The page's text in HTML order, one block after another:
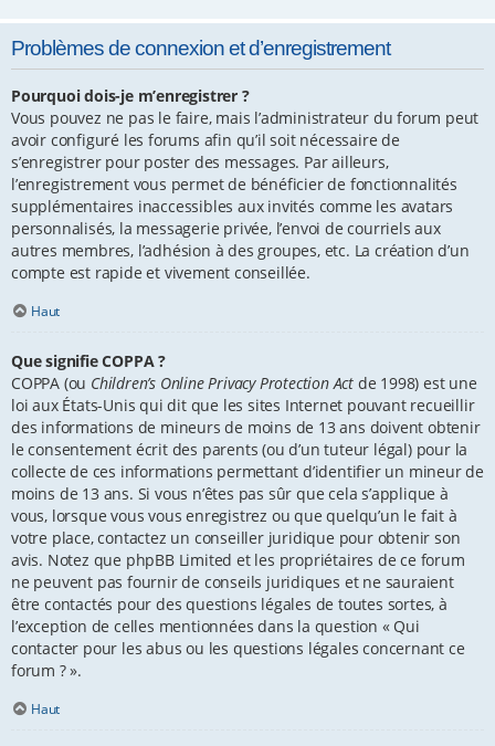
Problèmes de connexion et d’enregistrement
Pourquoi dois-je m’enregistrer ?
Vous pouvez ne pas le faire, mais l’administrateur du forum peut
avoir configuré les forums afin qu’il soit nécessaire de
s’enregistrer pour poster des messages. Par ailleurs,
l’enregistrement vous permet de bénéficier de fonctionnalités
supplémentaires inaccessibles aux invités comme les avatars
personnalisés, la messagerie privée, l’envoi de courriels aux
autres membres, l’adhésion à des groupes, etc. La création d’un
compte est rapide et vivement conseillée.
Haut
Que signifie COPPA ?
COPPA (ou Children’s Online Privacy Protection Act de 1998) est une
loi aux États-Unis qui dit que les sites Internet pouvant recueillir
des informations de mineurs de moins de 13 ans doivent obtenir
le consentement écrit des parents (ou d’un tuteur légal) pour la
collecte de ces informations permettant d’identifier un mineur de
moins de 13 ans. Si vous n’êtes pas sûr que cela s’applique à
vous, lorsque vous vous enregistrez ou que quelqu’un le fait à
votre place, contactez un conseiller juridique pour obtenir son
avis. Notez que phpBB Limited et les propriétaires de ce forum
ne peuvent pas fournir de conseils juridiques et ne sauraient
être contactés pour des questions légales de toutes sortes, à
l’exception de celles mentionnées dans la question « Qui
contacter pour les abus ou les questions légales concernant ce
forum ? ».
Haut